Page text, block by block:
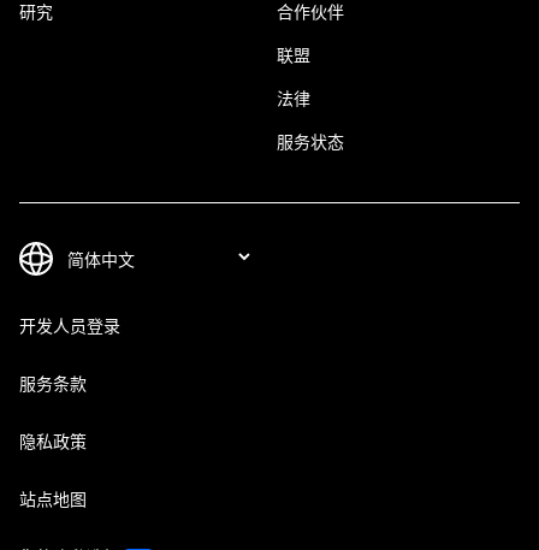
研究 合作伙伴
联盟
法律
服务状态
开发人员登录
服务条款
隐私政策
站点地图